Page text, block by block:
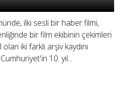
ilki sesli bir haber filmi,
bir film ekibinin çekimleri
iki farklı arşiv kaydını
10. yıl...